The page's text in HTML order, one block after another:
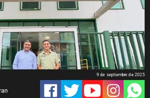
9 de septiembre de 2025